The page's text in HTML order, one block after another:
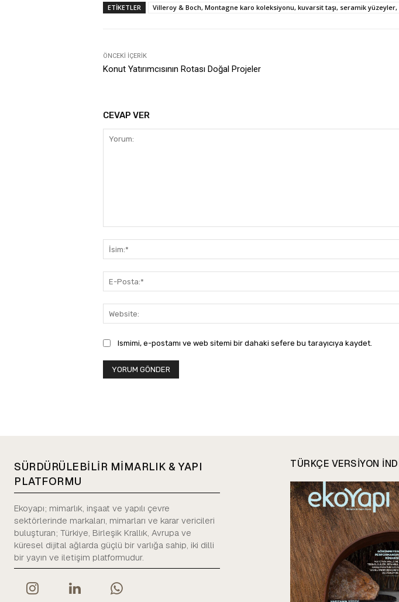
ETIKETLER Villeroy & Boch, Montagne karo koleksiyonu, kuvarsit taşı, seramik yüzeyler,
ÖNCEKI İÇERIK
Konut Yatırımcısının Rotası Doğal Projeler
CEVAP VER
Ismimi, e-postamı ve web sitemi bir dahaki sefere bu tarayıcıya kaydet.
SÜRDÜRÜLEBİLİR MİMARLIK & YAPI
PLATFORMU
Ekoyapı; mimarlık, inşaat ve yapılı çevre
sektörlerinde markaları, mimarları ve karar vericileri
buluşturan; Türkiye, Birleşik Krallık, Avrupa ve
küresel dijital ağlarda güçlü bir varlığa sahip, iki dilli
bir yayın ve iletişim platformudur.
TÜRKÇE VERSIYON